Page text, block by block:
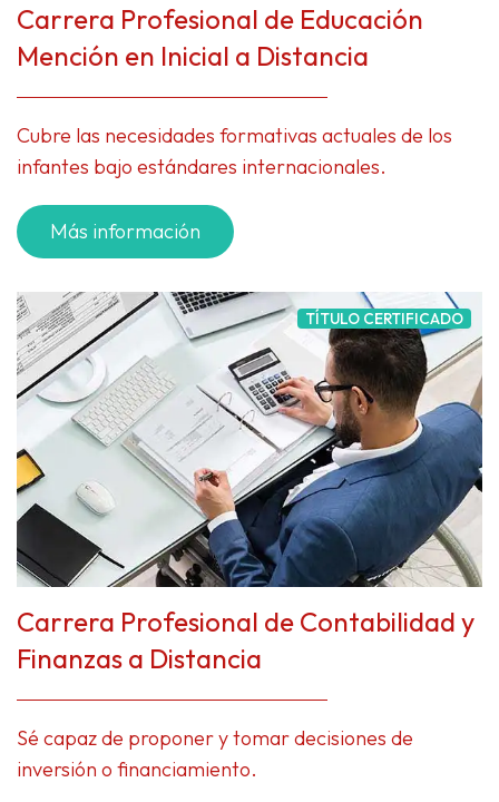
Carrera Profesional de Educación
Mención en Inicial a Distancia
Cubre las necesidades formativas actuales de los
infantes bajo estándares internacionales.
Más información
TÍTULO CERTIFICADO
Carrera Profesional de Contabilidad y
Finanzas a Distancia
Sé capaz de proponer y tomar decisiones de
inversión o financiamiento.